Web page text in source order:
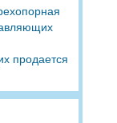
продается